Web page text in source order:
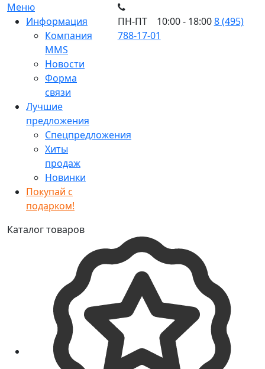
Меню
Информация
Компания
MMS
Новости
Форма
связи
Лучшие
предложения
Спецпредложения
Хиты
продаж
Новинки
Покупай с
подарком!
ПН-ПТ 10:00 - 18:008 (495)
788-17-01
Каталог товаров